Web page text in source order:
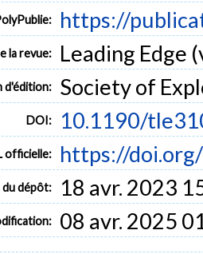
https://
la revue: Leading Edge
d'édition: Society of
DOI: 10.1190/
officielle: https://
du dépôt: 18 avr. 2023
08 avr. 2025